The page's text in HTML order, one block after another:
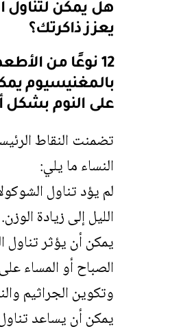
هل يمكن لتناول
يعزز ذاكرتك؟
12 نوعًا من
بالمغنيسيوم
على النوم
تضمنت النقاط
النساء ما يلي:
لم يؤد تناول
الليل إلى زيادة الوزن.
يمكن أن يؤثر تناول
الصباح أو المساء
وتكوين الجراثيم
يمكن أن يساعد